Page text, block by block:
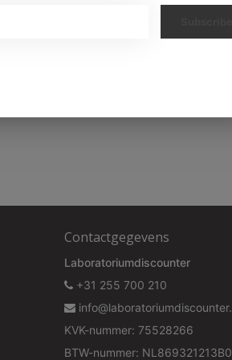
Contactgegevens
Laboratoriumdiscounter
+31 255 700 210
KVK-nummer: 75528266
BTW-nummer: